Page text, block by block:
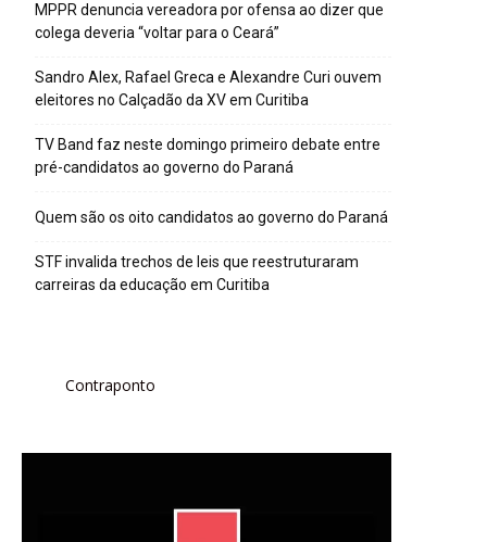
MPPR denuncia vereadora por ofensa ao dizer que
colega deveria “voltar para o Ceará”
Sandro Alex, Rafael Greca e Alexandre Curi ouvem
eleitores no Calçadão da XV em Curitiba
TV Band faz neste domingo primeiro debate entre
pré-candidatos ao governo do Paraná
Quem são os oito candidatos ao governo do Paraná
STF invalida trechos de leis que reestruturaram
carreiras da educação em Curitiba
Contraponto